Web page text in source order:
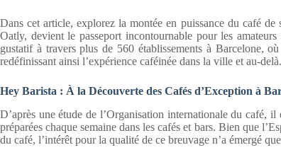
Dans cet article, explorez la montée en puissance du café
Oatly, devient le passeport incontournable pour les
gustatif à travers plus de 560 établissements à Barcelone,
redéfinissant ainsi l’expérience caféinée dans la ville et au-delà.
Hey Barista : À la Découverte des Cafés d’Exception à
D’après une étude de l’Organisation internationale du café,
préparées chaque semaine dans les cafés et bars. Bien que
du café, l’intérêt pour la qualité de ce breuvage n’a émergé